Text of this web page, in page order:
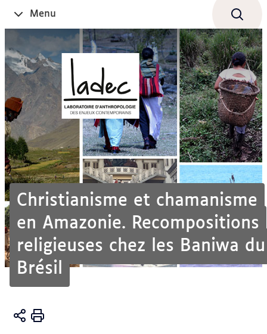
contenu
Ouvrir
le
Menu
Christianisme et chamanisme
en Amazonie. Recompositions
religieuses chez les Baniwa du
Brésil
Vous
Accueil